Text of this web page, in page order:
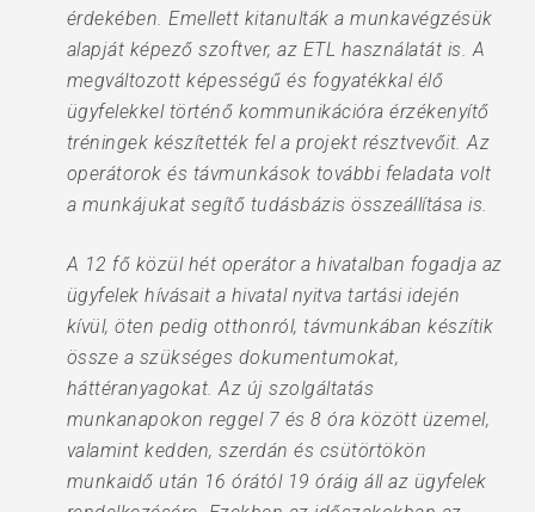
érdekében. Emellett kitanulták a munkavégzésük
alapját képező szoftver, az ETL használatát is. A
megváltozott képességű és fogyatékkal élő
ügyfelekkel történő kommunikációra érzékenyítő
tréningek készítették fel a projekt résztvevőit. Az
operátorok és távmunkások további feladata volt
a munkájukat segítő tudásbázis összeállítása is.
A 12 fő közül hét operátor a hivatalban fogadja az
ügyfelek hívásait a hivatal nyitva tartási idején
kívül, öten pedig otthonról, távmunkában készítik
össze a szükséges dokumentumokat,
háttéranyagokat. Az új szolgáltatás
munkanapokon reggel 7 és 8 óra között üzemel,
valamint kedden, szerdán és csütörtökön
munkaidő után 16 órától 19 óráig áll az ügyfelek